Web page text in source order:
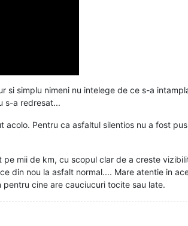
simplu nimeni nu intelege de ce s-a
s-a redresat...
Pentru ca asfaltul silentios nu a fost
mii de km, cu scopul clar de a creste
din nou la asfalt normal.... Mare atentie in
cine are cauciucuri tocite sau late.